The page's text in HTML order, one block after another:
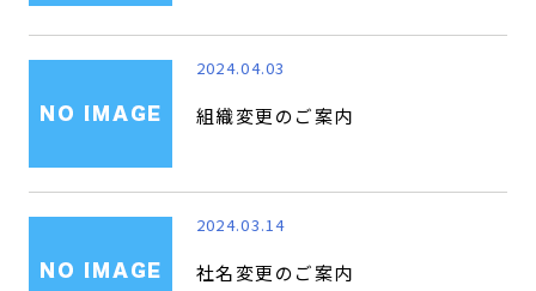
2024.04.03
組織変更のご案内
2024.03.14
社名変更のご案内